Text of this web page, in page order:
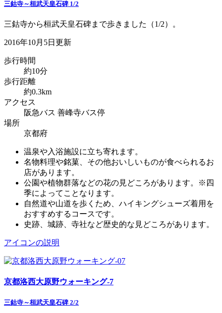
三鈷寺～桓武天皇石碑 1/2
三鈷寺から桓武天皇石碑まで歩きました（1/2）。
2016年10月5日更新
歩行時間
約10分
歩行距離
約0.3km
アクセス
阪急バス 善峰寺バス停
場所
京都府
温泉や入浴施設に立ち寄れます。
名物料理や銘菓、その他おいしいものが食べられるお
店があります。
公園や植物群落などの花の見どころがあります。※四
季によってことなります。
自然道や山道を歩くため、ハイキングシューズ着用を
おすすめするコースです。
史跡、城跡、寺社など歴史的な見どころがあります。
アイコンの説明
京都洛西大原野ウォーキング-7
三鈷寺～桓武天皇石碑 2/2